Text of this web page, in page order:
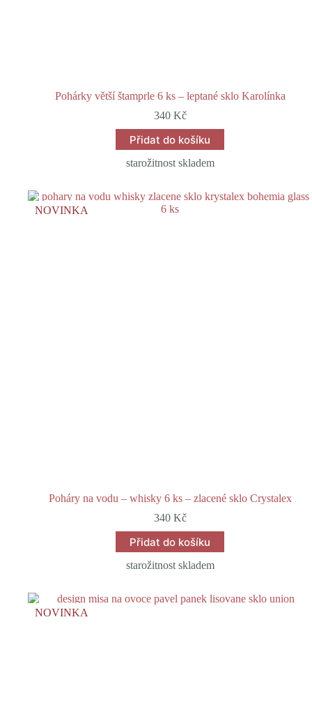
Pohárky větší štamprle 6 ks – leptané sklo Karolínka
340 Kč
Přidat do košíku
starožitnost skladem
NOVINKA
Poháry na vodu – whisky 6 ks – zlacené sklo Crystalex
340 Kč
Přidat do košíku
starožitnost skladem
NOVINKA